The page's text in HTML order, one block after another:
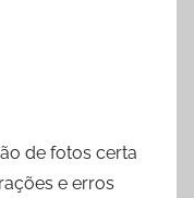
de fotos certa
e erros